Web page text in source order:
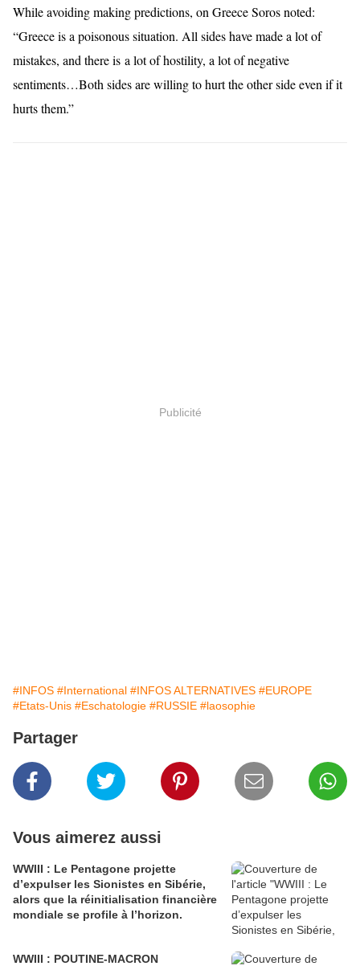
While avoiding making predictions, on Greece Soros noted:
“Greece is a poisonous situation. All sides have made a lot of
mistakes, and there is a lot of hostility, a lot of negative
sentiments…Both sides are willing to hurt the other side even if it
hurts them.”
Publicité
#INFOS #International #INFOS ALTERNATIVES #EUROPE
#Etats-Unis #Eschatologie #RUSSIE #laosophie
Partager
Vous aimerez aussi
WWIII : Le Pentagone projette
d’expulser les Sionistes en Sibérie,
alors que la réinitialisation financière
mondiale se profile à l’horizon.
WWIII : POUTINE-MACRON